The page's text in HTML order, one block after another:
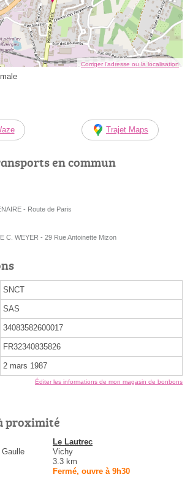
Corriger l’adresse ou la localisation
Trajet Maps
en commun
- Route de Paris
C. WEYER - 29 Rue Antoinette Mizon
SNCT
SAS
34083582600017
FR32340835826
2 mars 1987
Éditer les informations de mon magasin de bonbons
proximité
Gaulle
Le Lautrec
Vichy
3.3 km
Fermé, ouvre à 9h30